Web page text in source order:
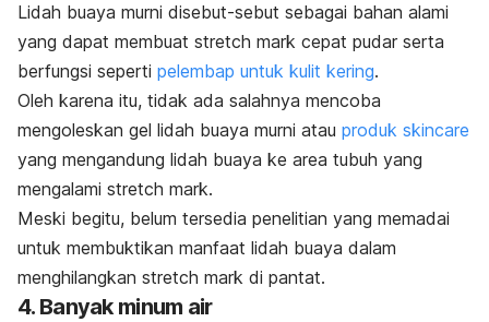
Lidah buaya murni disebut-sebut sebagai bahan alami
yang dapat membuat stretch mark cepat pudar serta
berfungsi seperti pelembap untuk kulit kering.
Oleh karena itu, tidak ada salahnya mencoba
mengoleskan gel lidah buaya murni atau produk skincare
yang mengandung lidah buaya ke area tubuh yang
mengalami stretch mark.
Meski begitu, belum tersedia penelitian yang memadai
untuk membuktikan manfaat lidah buaya dalam
menghilangkan stretch mark di pantat.
4. Banyak minum air